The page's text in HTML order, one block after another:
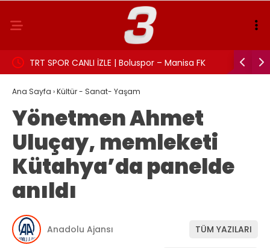
TRT SPOR CANLI İZLE | Boluspor – Manisa FK
maçı canlı yayın frekans ve izleme linki
Aslı
Ana Sayfa ›Kültür - Sanat- Yaşam
Yönetmen Ahmet
Uluçay, memleketi
Kütahya’da panelde
anıldı
Anadolu Ajansı TÜM YAZILARI